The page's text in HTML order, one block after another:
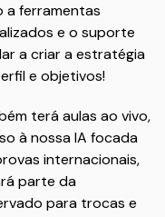
a ferramentas
e o suporte
a criar a estratégia
e objetivos!
terá aulas ao vivo,
à nossa IA focada
internacionais,
parte da
para trocas e